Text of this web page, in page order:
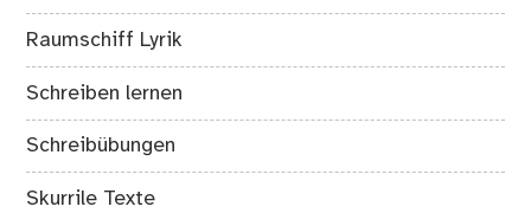
Raumschiff Lyrik
Schreiben lernen
Schreibübungen
Skurrile Texte